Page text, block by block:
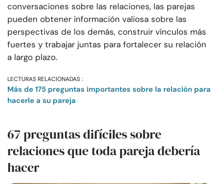
conversaciones sobre las relaciones, las parejas
pueden obtener información valiosa sobre las
perspectivas de los demás, construir vínculos más
fuertes y trabajar juntas para fortalecer su relación
a largo plazo.
LECTURAS RELACIONADAS :
Más de 175 preguntas importantes sobre la relación para
hacerle a su pareja
67 preguntas difíciles sobre
relaciones que toda pareja debería
hacer